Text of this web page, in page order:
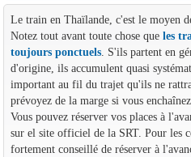
Le train en Thaïlande, c'est le moyen
Notez tout avant toute chose que les
toujours ponctuels. S'ils partent en
d'origine, ils accumulent quasi
important au fil du trajet qu'ils ne
prévoyez de la marge si vous
Vous pouvez réserver vos places à
sur el site officiel de la SRT. Pour les
fortement conseillé de réserver à